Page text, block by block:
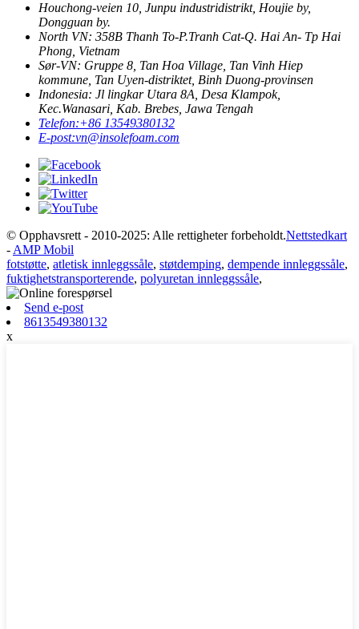
Houchong-veien 10, Junpu industridistrikt, Houjie by,
Dongguan by.
North VN: 358B Thanh To-P.Tranh Cat-Q. Hai An- Tp Hai
Phong, Vietnam
Sør-VN: Gruppe 8, Tan Hoa Village, Tan Vinh Hiep
kommune, Tan Uyen-distriktet, Binh Duong-provinsen
Indonesia: Jl lingkar Utara 8A, Desa Klampok,
Kec.Wanasari, Kab. Brebes, Jawa Tengah
Telefon:+86 13549380132
E-post:vn@insolefoam.com
© Opphavsrett - 2010-2025: Alle rettigheter forbeholdt.Nettstedkart
- AMP Mobil
fotstøtte, atletisk innleggssåle, støtdemping, dempende innleggssåle,
fuktighetstransporterende, polyuretan innleggssåle,
Send e-post
8613549380132
x